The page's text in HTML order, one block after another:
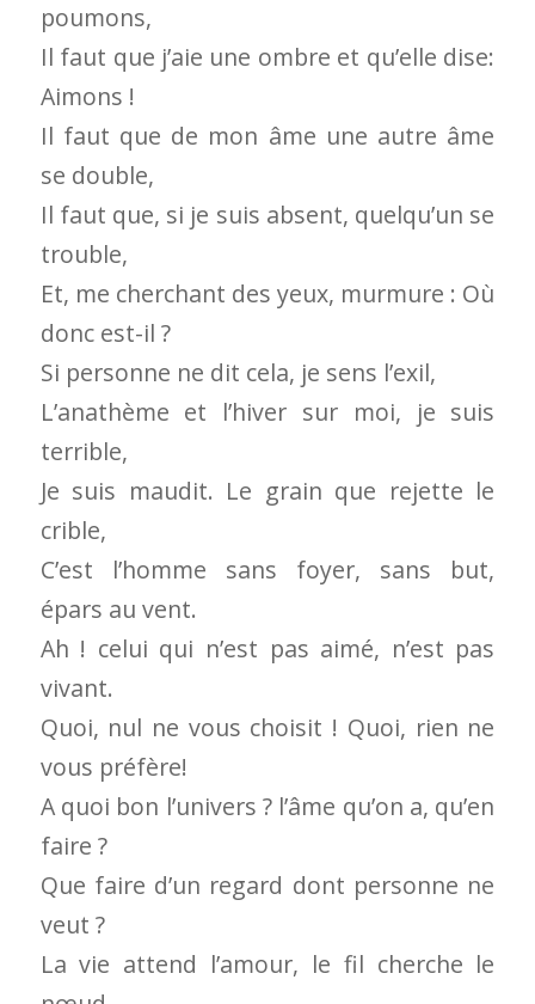
poumons,
Il faut que j’aie une ombre et qu’elle dise:
Aimons !
Il faut que de mon âme une autre âme
se double,
Il faut que, si je suis absent, quelqu’un se
trouble,
Et, me cherchant des yeux, murmure : Où
donc est-il ?
Si personne ne dit cela, je sens l’exil,
L’anathème et l’hiver sur moi, je suis
terrible,
Je suis maudit. Le grain que rejette le
crible,
C’est l’homme sans foyer, sans but,
épars au vent.
Ah ! celui qui n’est pas aimé, n’est pas
vivant.
Quoi, nul ne vous choisit ! Quoi, rien ne
vous préfère!
A quoi bon l’univers ? l’âme qu’on a, qu’en
faire ?
Que faire d’un regard dont personne ne
veut ?
La vie attend l’amour, le fil cherche le